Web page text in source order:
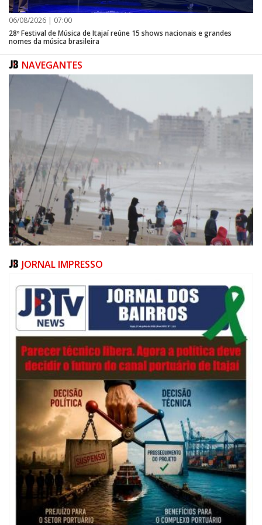
06/08/2026 | 07:00
28º Festival de Música de Itajaí reúne 15 shows nacionais e grandes
nomes da música brasileira
NAVEGANTES
06/08/2026 | 07:00
Festival de Pesca de Praia vai celebrar o aniversário de Navegantes
ITAJAÍ
JORNAL IMPRESSO